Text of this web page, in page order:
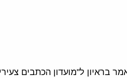
בראיון ל"מועדון הכתבים